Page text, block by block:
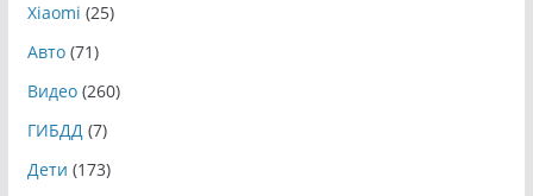
Xiaomi (25)
Авто(71)
Видео(260)
ГИБДД(7)
Дети (173)